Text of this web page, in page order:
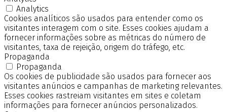
Analytics
Cookies analíticos são usados para entender como os
visitantes interagem com o site. Esses cookies ajudam a
fornecer informações sobre as métricas do número de
visitantes, taxa de rejeição, origem do tráfego, etc.
Propaganda
Propaganda
Os cookies de publicidade são usados para fornecer aos
visitantes anúncios e campanhas de marketing relevantes.
Esses cookies rastreiam visitantes em sites e coletam
informações para fornecer anúncios personalizados.